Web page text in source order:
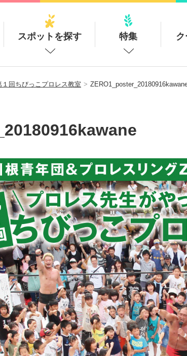
スポットを探す 特集
１回ちびっこプロレス教室